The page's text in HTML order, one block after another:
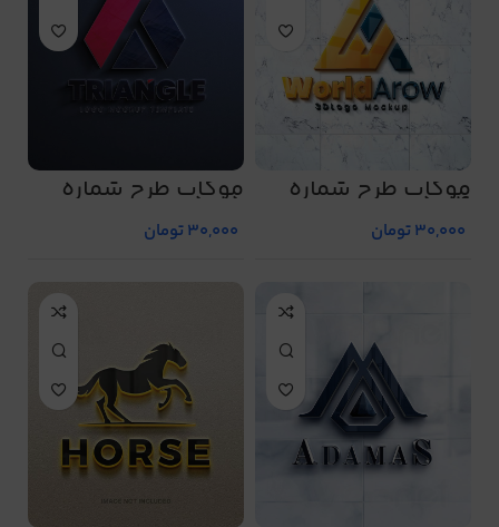
موکاپ طرح شماره
5014
30,000تومان
موکاپ طرح شماره
5015
30,000تومان